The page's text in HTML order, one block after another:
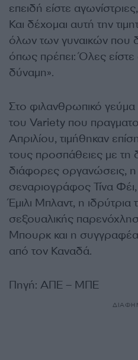
επειδή είστε
Και δέχομαι αυτή την
όλων των γυναικών που
όπως πρέπει: Όλες είστε
δύναμη».
Στο φιλανθρωπικό
του Variety που
Απριλίου, τιμήθηκαν
τους προσπάθειες με
διάφορες οργανώσεις, η
σεναριογράφος Τίνα
Έμιλι Μπλαντ, η ιδρύτρια
σεξουαλικής
Μπουρκ και η
από τον Καναδά.
Πηγή: ΑΠΕ – ΜΠΕ